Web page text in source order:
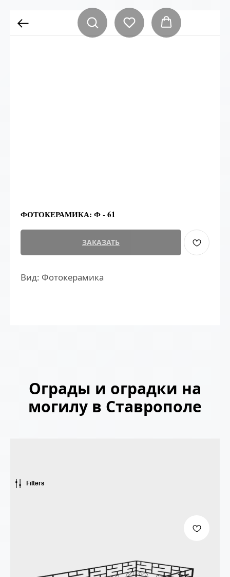
ФОТОКЕРАМИКА: Ф - 61
ЗАКАЗАТЬ
Вид: Фотокерамика
Ограды и оградки на
могилу в Ставрополе
Filters